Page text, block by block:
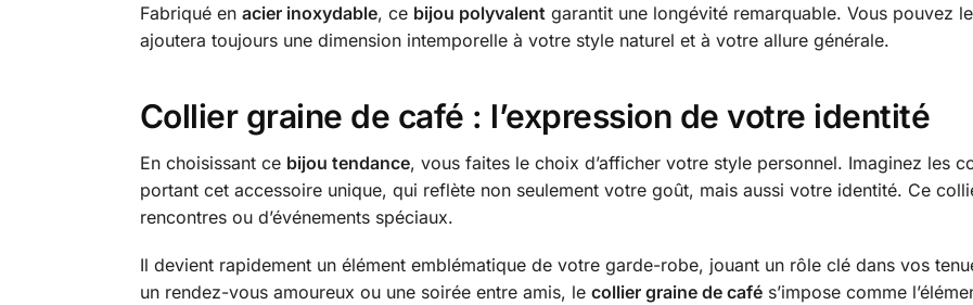
Fabriqué en acier inoxydable, ce bijou polyvalent garantit une longévité remarquable. Vous pouvez
ajoutera toujours une dimension intemporelle à votre style naturel et à votre allure générale.
Collier graine de café : l’expression de votre identité
En choisissant ce bijou tendance, vous faites le choix d’afficher votre style personnel. Imaginez les
portant cet accessoire unique, qui reflète non seulement votre goût, mais aussi votre identité. Ce
rencontres ou d’événements spéciaux.
Il devient rapidement un élément emblématique de votre garde-robe, jouant un rôle clé dans vos
un rendez-vous amoureux ou une soirée entre amis, le collier graine de cafés’impose comme